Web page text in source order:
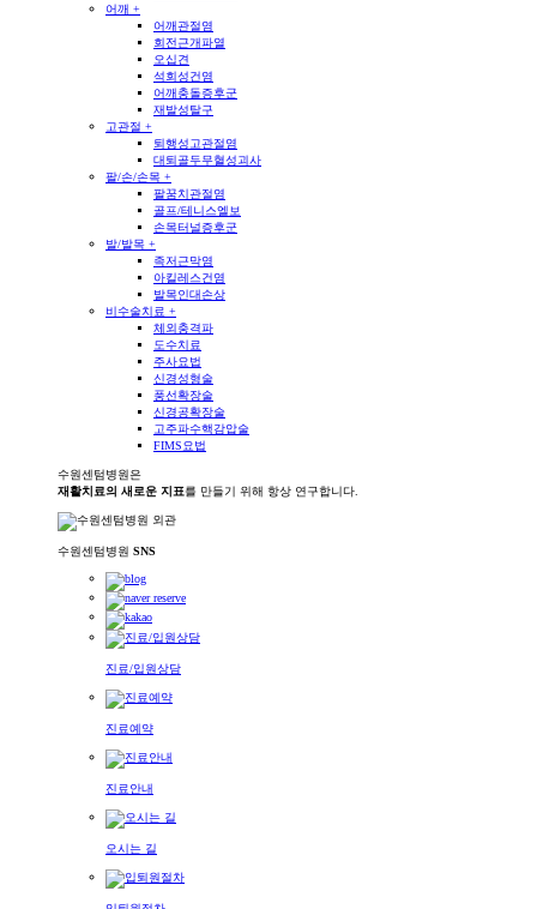
어깨 +
어깨관절염
회전근개파열
오십견
석회성건염
어깨충돌증후군
재발성탈구
고관절 +
퇴행성고관절염
대퇴골두무혈성괴사
팔/손/손목 +
팔꿈치관절염
골프/테니스엘보
손목터널증후군
발/발목 +
족저근막염
아킬레스건염
발목인대손상
비수술치료 +
체외충격파
도수치료
주사요법
신경성형술
풍선확장술
신경공확장술
고주파수핵감압술
FIMS요법
수원센텀병원은
재활치료의 새로운 지표를 만들기 위해 항상 연구합니다.
수원센텀병원 SNS
진료/입원상담
진료예약
진료안내
오시는 길